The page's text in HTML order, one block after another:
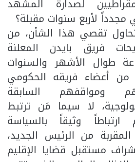
لصدارة المشهد
مجدداً لأربع سنوات مقبلة؟
تحاول تقصي هذا الشأن، من
فريق بايدن المعلنة
طوال الأشهر والسنوات
من أعضاء فريقه الحكومي
ومواقفهم السابقة
لا سيما مَن ترتبط
وثيقاً بالسياسة
المقربة من الرئيس الجديد،
مستقبل قضايا الإقليم